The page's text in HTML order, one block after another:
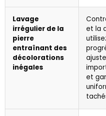
Lavage
irrégulier de la
pierre
entraînant des
décolorations
inégales
et la
et